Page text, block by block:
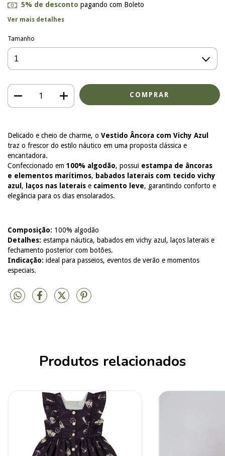
5% de desconto pagando com Boleto
Ver mais detalhes
Tamanho
Delicado e cheio de charme, o Vestido Âncora com Vichy Azul
traz o frescor do estilo náutico em uma proposta clássica e
encantadora.
Confeccionado em 100% algodão, possui estampa de âncoras
e elementos marítimos, babados laterais com tecido vichy
azul , laços nas laterais e caimento leve, garantindo conforto e
elegância para os dias ensolarados.
Composição: 100% algodão
Detalhes: estampa náutica, babados em vichy azul, laços laterais e
fechamento posterior com botões.
Indicação: ideal para passeios, eventos de verão e momentos
especiais.
Produtos relacionados